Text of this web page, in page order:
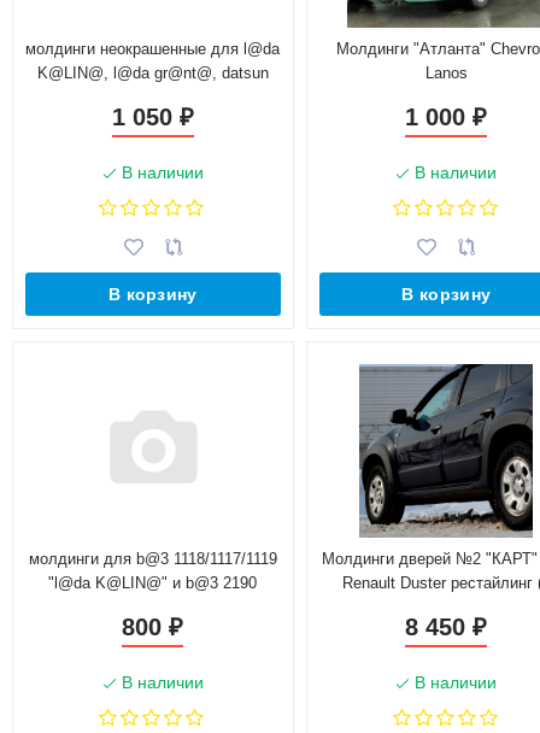
молдинги неокрашенные для l@da
K@LIN@, l@da gr@nt@, datsun
1 050 ₽
В наличии
В корзину
Молдинги "Атланта"
Lanos
1 000₽
В наличии
В корзину
молдинги для b@3 1118/1117/1119
"l@da K@LIN@" и b@3 2190
800₽
В наличии
Молдинги дверей №2
Renault Duster рестайлинг
8 450₽
В наличии